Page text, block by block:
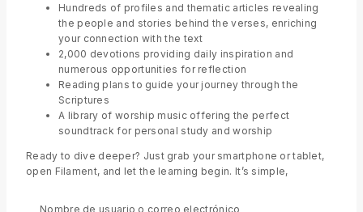
Hundreds of profiles and thematic articles revealing
the people and stories behind the verses, enriching
your connection with the text
2,000 devotions providing daily inspiration and
numerous opportunities for reflection
Reading plans to guide your journey through the
Scriptures
A library of worship music offering the perfect
soundtrack for personal study and worship
Ready to dive deeper? Just grab your smartphone or tablet,
open Filament, and let the learning begin. It’s simple,
interact with God’s word and start your enhanced Bible
Nombre de usuario o correo electrónico